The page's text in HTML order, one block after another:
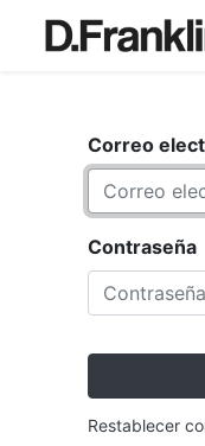
Correo
Contraseña
Restablecer